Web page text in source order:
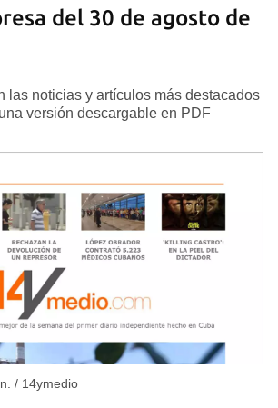
del 30 de agosto de
las noticias y artículos más destacados
versión descargable en PDF
/ 14ymedio